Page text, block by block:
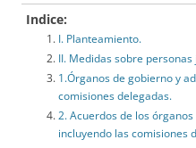
Indice:
I. Planteamiento.
II. Medidas sobre
1.Órganos de gobierno y
comisiones delegadas.
2. Acuerdos de los
incluyendo las comisiones